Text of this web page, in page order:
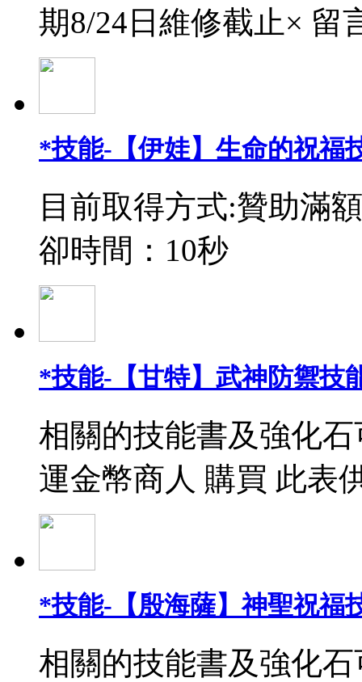
期8/24日維修截止× 留
*技能-【伊娃】生命的祝福
目前取得方式:贊助滿
卻時間：10秒
*技能-【甘特】武神防禦技
相關的技能書及強化
運金幣商人 購買 此表
*技能-【殷海薩】神聖祝福
相關的技能書及強化